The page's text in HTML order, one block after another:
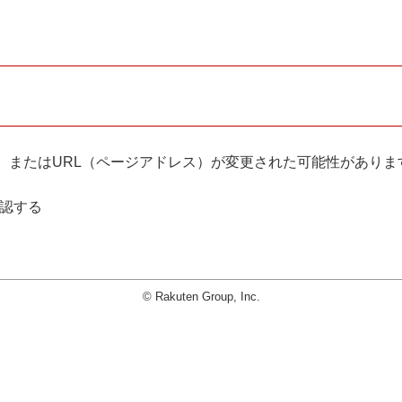
たはURL（ページアドレス）が変更された可能性がありま
する
© Rakuten Group, Inc.